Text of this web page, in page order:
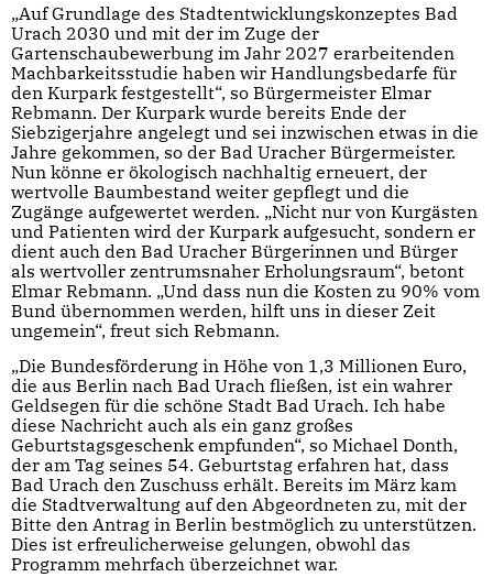
„Auf Grundlage des Stadtentwicklungskonzeptes Bad
Urach 2030 und mit der im Zuge der
Gartenschaubewerbung im Jahr 2027 erarbeitenden
Machbarkeitsstudie haben wir Handlungsbedarfe für
den Kurpark festgestellt“, so Bürgermeister Elmar
Rebmann. Der Kurpark wurde bereits Ende der
Siebzigerjahre angelegt und sei inzwischen etwas in die
Jahre gekommen, so der Bad Uracher Bürgermeister.
Nun könne er ökologisch nachhaltig erneuert, der
wertvolle Baumbestand weiter gepflegt und die
Zugänge aufgewertet werden. „Nicht nur von Kurgästen
und Patienten wird der Kurpark aufgesucht, sondern er
dient auch den Bad Uracher Bürgerinnen und Bürger
als wertvoller zentrumsnaher Erholungsraum“, betont
Elmar Rebmann. „Und dass nun die Kosten zu 90% vom
Bund übernommen werden, hilft uns in dieser Zeit
ungemein“, freut sich Rebmann.
„Die Bundesförderung in Höhe von 1,3 Millionen Euro,
die aus Berlin nach Bad Urach fließen, ist ein wahrer
Geldsegen für die schöne Stadt Bad Urach. Ich habe
diese Nachricht auch als ein ganz großes
Geburtstagsgeschenk empfunden“, so Michael Donth,
der am Tag seines 54. Geburtstag erfahren hat, dass
Bad Urach den Zuschuss erhält. Bereits im März kam
die Stadtverwaltung auf den Abgeordneten zu, mit der
Bitte den Antrag in Berlin bestmöglich zu unterstützen.
Dies ist erfreulicherweise gelungen, obwohl das
Programm mehrfach überzeichnet war.